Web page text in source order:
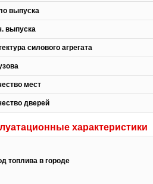
выпуска
выпуска
силового агрегата
мест
дверей
характеристики
топлива в городе